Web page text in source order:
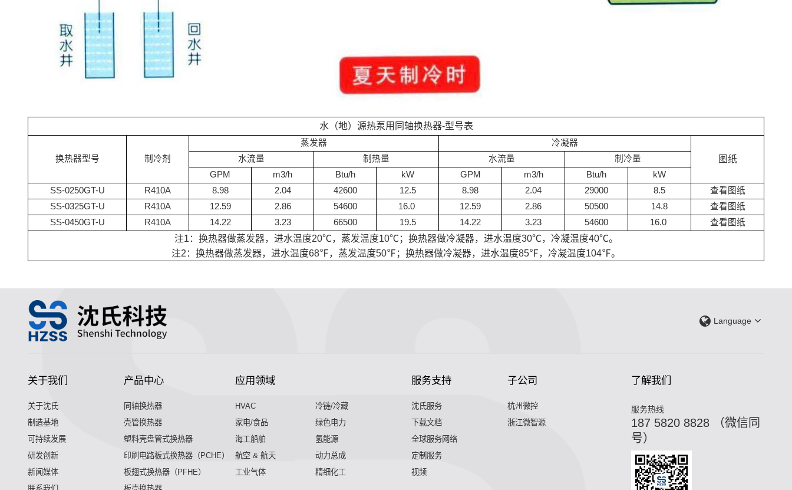
水（地）源热泵用同轴换热器-型号表
换热器型号 制冷剂
蒸发器 冷凝器
图纸
水流量 制热量 水流量
制冷量
GPM
m3/h Btu/h kW GPM m3/h Btu/h
kW
SS-0250GT-U
R410A 8.98 2.04 42600 12.5 8.98 2.04 29000 8.5
查看图纸
SS-0325GT-U
R410A 12.59 2.86 54600 16.0 12.59 2.86 50500 14.8
查看图纸
SS-0450GT-U
R410A 14.22 3.23 66500 19.5 14.22 3.23 54600 16.0 查看图纸
注1：换热器做蒸发器，进水温度20℃，蒸发温度10℃；换热器做冷凝器，进水温度30℃，冷凝温度40℃。
注2：换热器做蒸发器，进水温度68℉，蒸发温度50℉；换热器做冷凝器，进水温度85℉，冷凝温度104℉。
Language
关于我们
关于沈氏
制造基地
可持续发展
研发创新
新闻媒体
产品中心
同轴换热器
壳管换热器
塑料壳盘管式换热器
印刷电路板式换热器（PCHE）
板翅式换热器（PFHE）
应用领域
HVAC
冷链/冷藏
家电/食品
绿色电力
海工船舶
氢能源
航空 & 航天
动力总成
工业气体
精细化工
服务支持
沈氏服务
下载文档
全球服务网络
定制服务
视频
子公司
杭州微控
浙江微智源
了解我们
服务热线
187 5820 8828 （微信同
号）